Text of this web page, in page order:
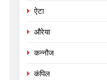
ऐटा
औरेया
कन्नौज
कंपिल